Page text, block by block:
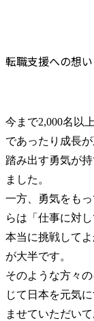
転職支援への想い
今まで2,000名以
であったり成長
踏み出す勇気が
ました。
一方、勇気をも
らは「仕事に対
本当に挑戦して
が大半です。
そのような方々
じて日本を元気
ませていただいて